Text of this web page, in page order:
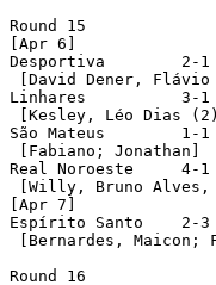
Round 15
[Apr 6]
Desportiva	  2-1  Aracruz
[David Dener, Flávio
Linhares	  3-1  Rio Branco
[Kesley, Léo Dias
São Mateus	  1-1  Botafogo
[Fabiano; Jonathan]
Real Noroeste	  4-1  Vitória
[Willy, Bruno Alves,
[Apr 7]
Espírito Santo	  2-3  Estrela do Norte
[Bernardes, Maicon;
Round 16